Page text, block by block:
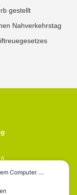
gestellt
Nahverkehrstag
Computer. …